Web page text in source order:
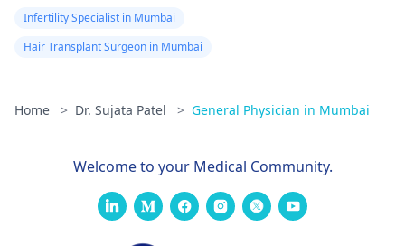
Infertility Specialist in Mumbai
Hair Transplant Surgeon in Mumbai
Home > Dr. Sujata Patel > General Physician in Mumbai
Welcome to your Medical Community.